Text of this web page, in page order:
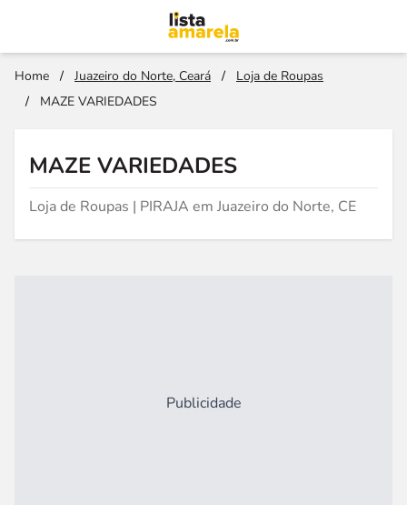
Home / Juazeiro do Norte, Ceará /
Loja de Roupas
/
MAZE VARIEDADES
MAZE VARIEDADES
Loja de Roupas | PIRAJA em Juazeiro do Norte, CE
Publicidade